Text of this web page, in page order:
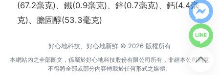
(67.2毫克)、鐵(0.9毫克)、鋅(0.7毫克)、鈣(4.4毫
克)、膽固醇(53.3毫克)
好心地科技、好心地新鮮 © 2026 版權所有
本網站內之全部圖文，係屬於好心地科技股份有限公司所有，非經本公司同意
不得將全部或部分內容轉載於任何形式之媒體。